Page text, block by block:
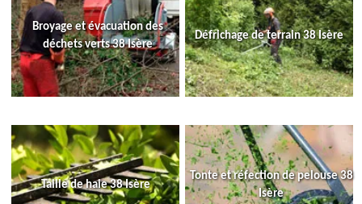
Broyage et évacuation des
déchets verts 38 Isère
Défrichage de terrain 38 Isère
Taille de haie 38 Isère
Tonte et réfection de pelouse 38
Isère